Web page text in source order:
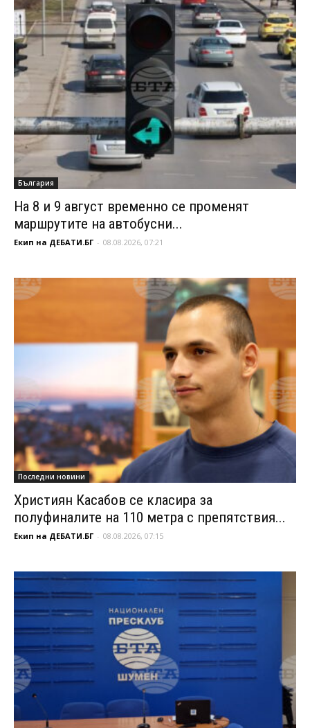
България
На 8 и 9 август временно се променят
маршрутите на автобусни...
Екип на ДЕБАТИ.БГ - 08.08.2026, 07:21
Последни новини
Християн Касабов се класира за
полуфиналите на 110 метра с препятствия...
Екип на ДЕБАТИ.БГ - 08.08.2026, 07:15